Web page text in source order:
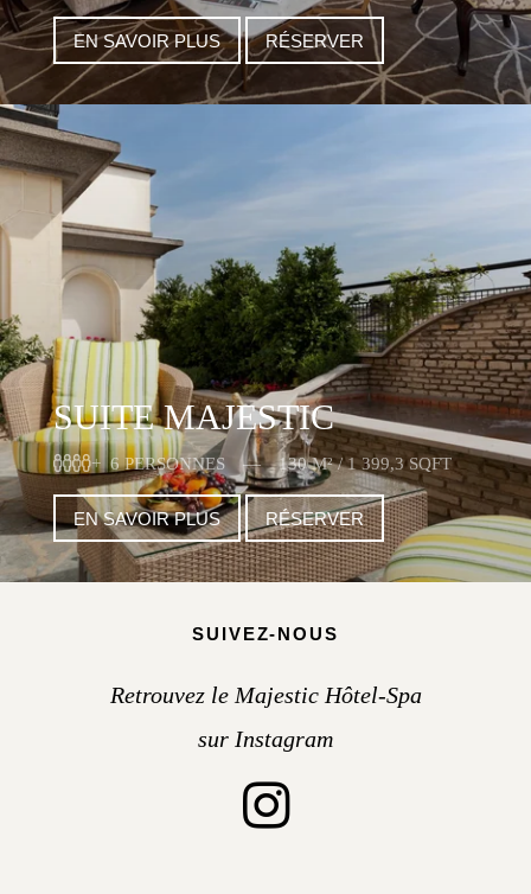
EN SAVOIR PLUS RÉSERVER
SUITE MAJESTIC
6 PERSONNES 130 M² / 1 399,3 SQFT
EN SAVOIR PLUS RÉSERVER
SUIVEZ-NOUS
Retrouvez le Majestic Hôtel-Spa
sur Instagram